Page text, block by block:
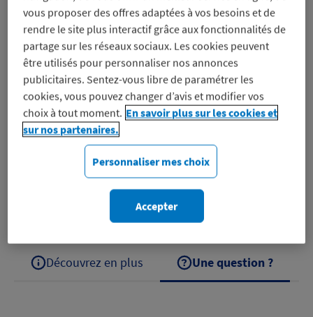
et en magasin, même sur les promos
Voir les conditions
Profitez-en
Parce qu’on se sent bien quand on est bien entouré
Pour ajouter quelques touches de vert dans votre
salon ou pour permettre à votre jardin de voir la vie
Découvrez en plus Une question ?
vous proposer des offres adaptées à vos besoins et de
rendre le site plus interactif grâce aux fonctionnalités de
partage sur les réseaux sociaux. Les cookies peuvent
être utilisés pour personnaliser nos annonces
publicitaires. Sentez-vous libre de paramétrer les
cookies, vous pouvez changer d’avis et modifier vos
choix à tout moment. En savoir plus sur les cookies et
sur nos partenaires.
Personnaliser mes choix
Accepter